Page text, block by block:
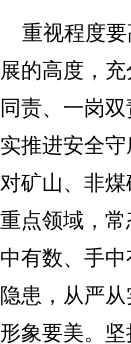
重视程度
展的高度，
同责、一岗
实推进安全
对矿山、非
重点领域，
中有数、手
隐患，从严
形象要美。